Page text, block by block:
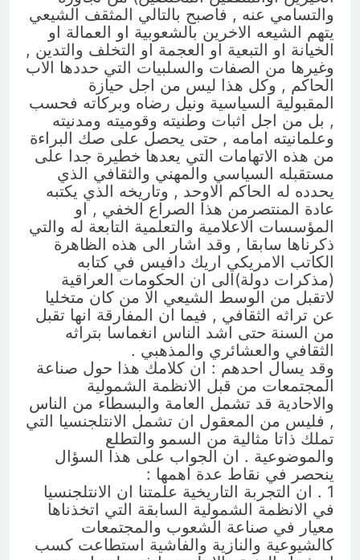
والتسامي عنه , فاصبح بالتالي المثقف الشيعي
يتهم الشيعه الاخرين بالشعوبية او العمالة او
الخيانة او التبعية او العجمة او التخلف والتدين ,
وغيرها من الصفات والسلبيات التي حددها الاب
الحاكم , وكل هذا ليس من اجل حيازة
المقبولية السياسية ونيل رضاه وبركاته فحسب
, بل من اجل اثبات وطنيته وقوميته ومدنيته
وعلمانيته امامه , حتى يحصل على صك البراءة
من هذه الاتهامات التي يعدها خطيرة جدا على
مستقبله السياسي والمهني والثقافي الذي
يحدده له الحاكم الاوحد , وتاريخه الذي يكتبه
عادة المنتصرمن هذا الصراع الخفي , او
المؤسسات الاعلامية والتعلمية التابعة له والتي
ذكرناها سابقا , وقد اشار الى هذه الظاهرة
الكاتب الامريكي اريك دافيس في كتابه
(مذكرات دولة)الى ان الحكومات العراقية
لاتقبل من الوسط الشيعي الا من كان متخليا
عن تراثه الثقافي , فيما ان المفارقة انها تقبل
من السنة حتى اشد الناس انغماسا بتراثه
الثقافي والعشائري والمذهبي .
وقد يسال احدهم : ان كلامك هذا حول صناعة
المجتمعات من قبل الانظمة الشمولية
والاحادية قد تشمل العامة والبسطاء من الناس
, فليس من المعقول ان تشمل الانتلجنسيا التي
تملك ذاتا مثالية من السمو والتطلع
والموضوعية . ان الجواب على هذا السؤال
ينحصر في نقاط عدة اهمها :
1 . ان التجربة التاريخية علمتنا ان الانتلجنسيا
في الانظمة الشمولية السابقة التي اتخذناها
معيار في صناعة الشعوب والمجتمعات
كالشيوعية والنازية والفاشية استطاعت كسب